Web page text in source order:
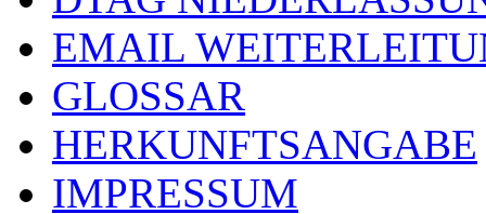
EMAIL
GLOSSAR
HERKUNFTSANGABE
IMPRESSUM